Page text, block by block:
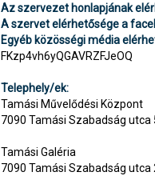
Az szervezet honlapjának
A szervet elérhetősége a
Egyéb közösségi média
FKzp4vh6yQGAVRZFJeOQ
Telephely/ek:
Tamási Művelődési Központ
7090 Tamási Szabadság utca
Tamási Galéria
7090 Tamási Szabadság utca